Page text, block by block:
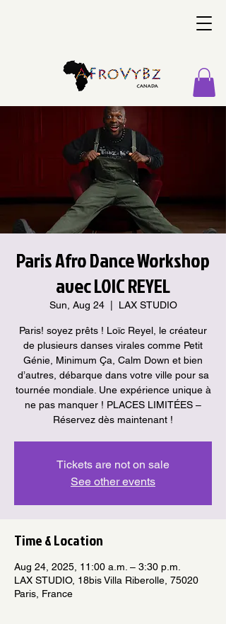
Paris Afro Dance Workshop
avec LOIC REYEL
Sun, Aug 24
  |
LAX STUDIO
Paris! soyez prêts ! Loïc Reyel, le créateur
de plusieurs danses virales comme Petit
Génie, Minimum Ça, Calm Down et bien
d’autres, débarque dans votre ville pour sa
tournée mondiale. Une expérience unique à
ne pas manquer ! PLACES LIMITÉES –
Réservez dès maintenant !
Tickets are not on sale
See other events
Time & Location
Aug 24, 2025, 11:00 a.m. – 3:30 p.m.
LAX STUDIO, 18bis Villa Riberolle, 75020
Paris, France